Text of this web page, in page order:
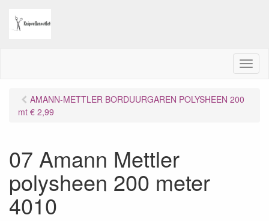
M
e
AMANN-METTLER BORDUURGAREN POLYSHEEN 200
mt € 2,99
07 Amann Mettler
polysheen 200 meter
4010